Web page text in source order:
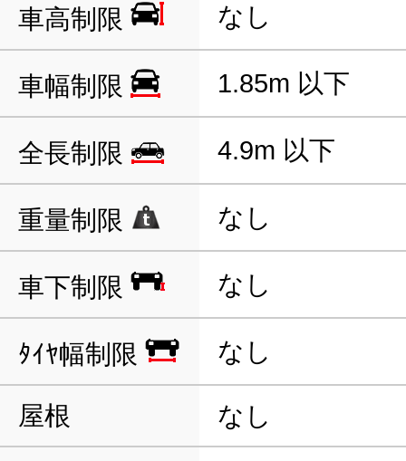
車高制限 なし
車幅制限 1.85m 以下
全長制限 4.9m 以下
重量制限 なし
車下制限 なし
ﾀｲﾔ幅制限 なし
屋根 なし